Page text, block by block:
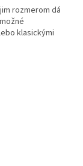
rozmerom dá
klasickými